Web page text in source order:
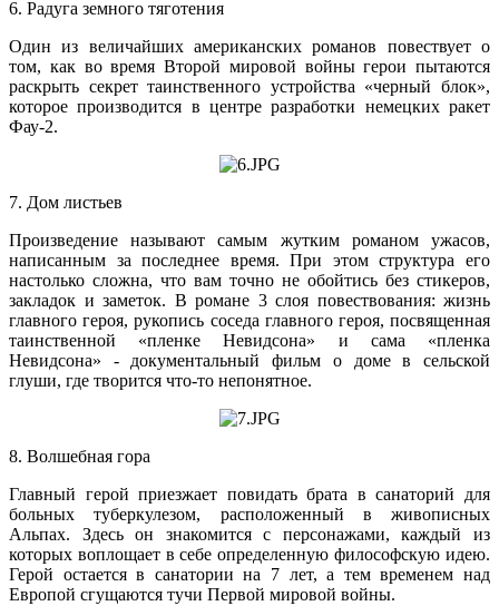
6. Радуга земного тяготения
Один из величайших американских романов повествует о
том, как во время Второй мировой войны герои пытаются
раскрыть секрет таинственного устройства «черный блок»,
которое производится в центре разработки немецких ракет
Фау-2.
7. Дом листьев
Произведение называют самым жутким романом ужасов,
написанным за последнее время. При этом структура его
настолько сложна, что вам точно не обойтись без стикеров,
закладок и заметок. В романе 3 слоя повествования: жизнь
главного героя, рукопись соседа главного героя, посвященная
таинственной «пленке Невидсона» и сама «пленка
Невидсона» - документальный фильм о доме в сельской
глуши, где творится что-то непонятное.
8. Волшебная гора
Главный герой приезжает повидать брата в санаторий для
больных туберкулезом, расположенный в живописных
Альпах. Здесь он знакомится с персонажами, каждый из
которых воплощает в себе определенную философскую идею.
Герой остается в санатории на 7 лет, а тем временем над
Европой сгущаются тучи Первой мировой войны.